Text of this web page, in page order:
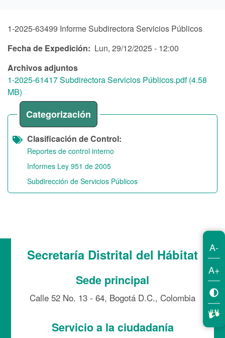
1-2025-63499 Informe Subdirectora Servicios Públicos
Fecha de Expedición
Lun, 29/12/2025 - 12:00
Archivos adjuntos
1-2025-61417 Subdirectora Servicios Públicos.pdf (4.58
MB)
Categorización
Clasificación de Control
Reportes de control interno
Informes Ley 951 de 2005
Subdirección de Servicios Públicos
Secretaría Distrital del Hábitat
Sede principal
Calle 52 No. 13 - 64, Bogotá D.C., Colombia
Servicio a la ciudadanía
A-
A+